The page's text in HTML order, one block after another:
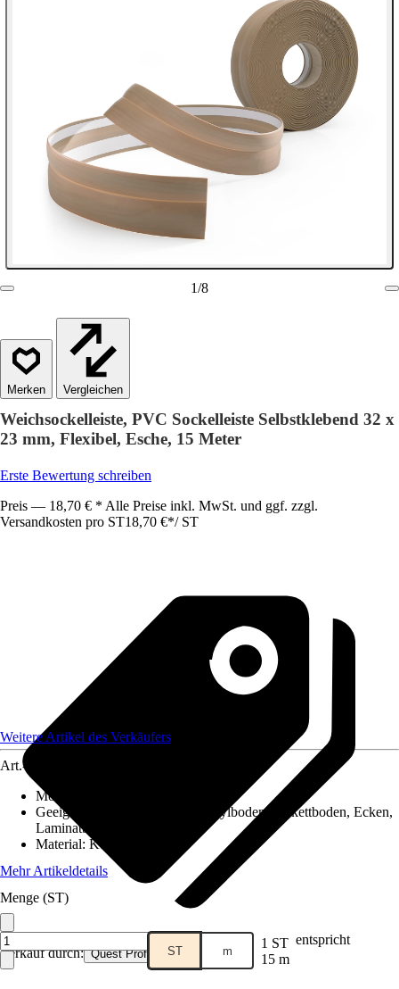
1/8
Vergleichen
Weichsockelleiste, PVC Sockelleiste Selbstklebend 32 x
23 mm, Flexibel, Esche, 15 Meter
Erste Bewertung schreiben
Preis — 18,70 € * Alle Preise inkl. MwSt. und ggf. zzgl.
Versandkosten pro ST18,70 €*/ ST
Verkauf durch: Quest Profile
Weitere Artikel des Verkäufers
Art.-Nr.
Montageart
Geeignet für
Fliesen, PVC / Vinylboden, Parkettboden, Ecken,
Laminatboden
Material: Kunststoff
Mehr Artikeldetails
Menge (ST)
ST m 1 ST entspricht
15 m